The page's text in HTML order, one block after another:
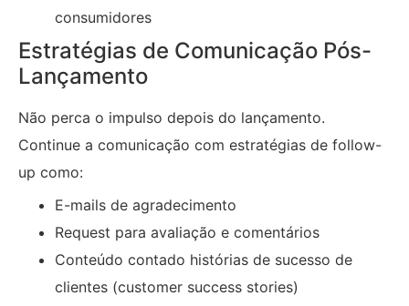
consumidores
Estratégias de Comunicação Pós-
Lançamento
Não perca o impulso depois do lançamento.
Continue a comunicação com estratégias de follow-
up como:
E-mails de agradecimento
Request para avaliação e comentários
Conteúdo contado histórias de sucesso de
clientes (customer success stories)